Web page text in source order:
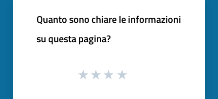
Quanto sono chiare le informazioni
su questa pagina?